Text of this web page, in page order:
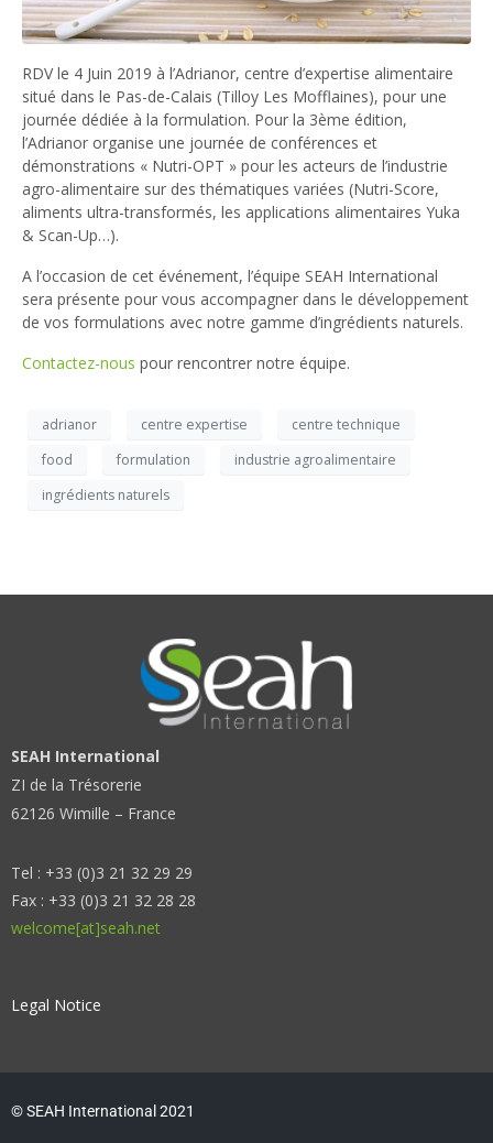
RDV le 4 Juin 2019 à l’Adrianor, centre d’expertise alimentaire
situé dans le Pas-de-Calais (Tilloy Les Mofflaines), pour une
journée dédiée à la formulation. Pour la 3ème édition,
l’Adrianor organise une journée de conférences et
démonstrations « Nutri-OPT » pour les acteurs de l’industrie
agro-alimentaire sur des thématiques variées (Nutri-Score,
aliments ultra-transformés, les applications alimentaires Yuka
& Scan-Up…).
A l’occasion de cet événement, l’équipe SEAH International
sera présente pour vous accompagner dans le développement
de vos formulations avec notre gamme d’ingrédients naturels.
Contactez-nous pour rencontrer notre équipe.
adrianor centre expertise
centre technique
food
formulation
industrie agroalimentaire
ingrédients naturels
SEAH International
ZI de la Trésorerie
62126 Wimille – France
Tel : +33 (0)3 21 32 29 29
Fax : +33 (0)3 21 32 28 28
welcome[at]seah.net
Legal Notice
© SEAH International 2021